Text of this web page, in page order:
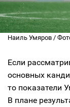
Наиль Умяров /
Если
основных
то показатели
В плане